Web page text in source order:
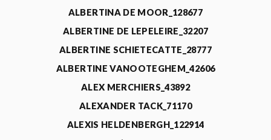
ALBERTINA DE MOOR_128677
ALBERTINE DE LEPELEIRE_32207
ALBERTINE SCHIETECATTE_28777
ALBERTINE VANOOTEGHEM_42606
ALEX MERCHIERS_43892
ALEXANDER TACK_71170
ALEXIS HELDENBERGH_122914